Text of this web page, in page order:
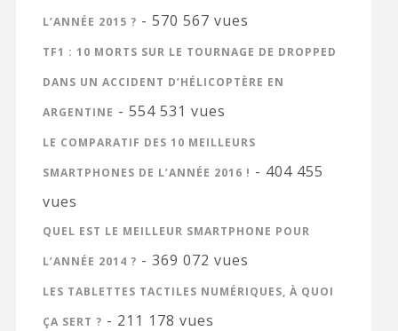
L’ANNÉE 2015 ? - 570 567 vues
TF1 : 10 MORTS SUR LE TOURNAGE DE DROPPED
DANS UN ACCIDENT D’HÉLICOPTÈRE EN
ARGENTINE - 554 531 vues
LE COMPARATIF DES 10 MEILLEURS
SMARTPHONES DE L’ANNÉE 2016 ! - 404 455
vues
QUEL EST LE MEILLEUR SMARTPHONE POUR
L’ANNÉE 2014 ? - 369 072 vues
LES TABLETTES TACTILES NUMÉRIQUES, À QUOI
ÇA SERT ? - 211 178 vues